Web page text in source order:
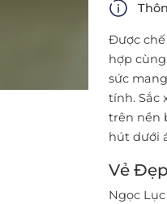
Được
hợp
sức
tính. Sắc
trên nền
hút dưới
Vẻ
Ngọc